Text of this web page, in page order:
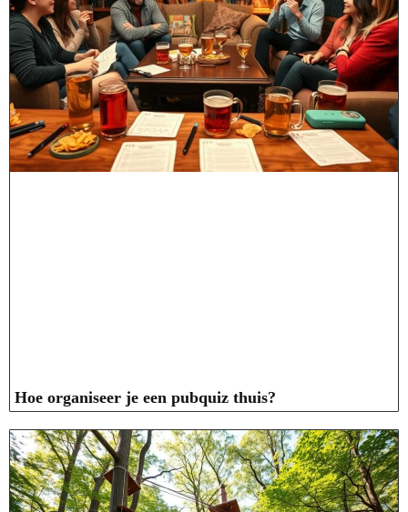
Hoe organiseer je een pubquiz thuis?